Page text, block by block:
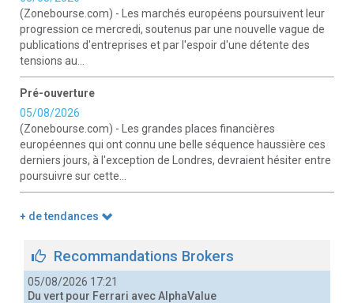
(Zonebourse.com) - Les marchés européens poursuivent leur
progression ce mercredi, soutenus par une nouvelle vague de
publications d'entreprises et par l'espoir d'une détente des
tensions au...
Pré-ouverture
05/08/2026
(Zonebourse.com) - Les grandes places financières
européennes qui ont connu une belle séquence haussière ces
derniers jours, à l'exception de Londres, devraient hésiter entre
poursuivre sur cette...
+ de tendances
Recommandations Brokers
05/08/2026 17:21
Du vert pour Ferrari avec AlphaValue